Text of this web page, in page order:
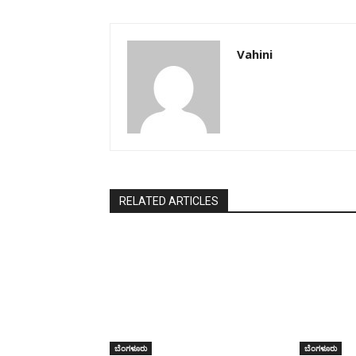
Vahini
RELATED ARTICLES
ಬೆಂಗಳೂರು ಬೆಂಗಳೂರು